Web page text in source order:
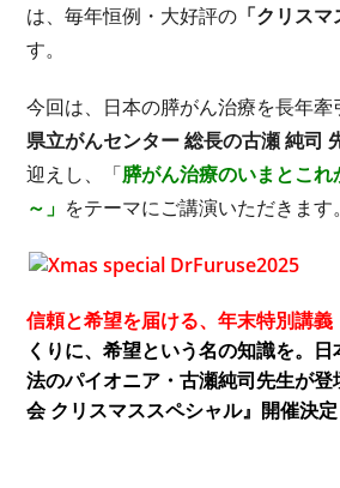
は、毎年恒例・大好評の 「クリス
す。
今回は、日本の膵がん治療を長年
県立がんセンター 総長の古瀬 純司
迎えし、「膵がん治療のいまとこ
～」 をテーマにご講演いただきます。
信頼と希望を届ける、年末特別講義
くりに、希望という名の知識を。
法のパイオニア・古瀬純司先生が
会 クリスマススペシャル』開催決定